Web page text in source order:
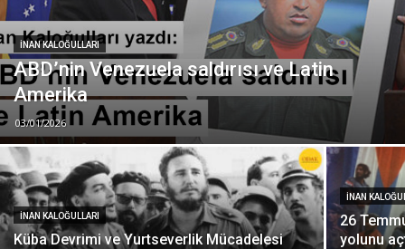
İNAN KALOĞULLARI
ABD’nin Venezuela saldırısı ve Latin
Amerika
03/01/2026
İNAN KALOĞULLARI
Küba Devrimi ve Yurtseverlik Mücadelesi
İNAN
26
yolunu